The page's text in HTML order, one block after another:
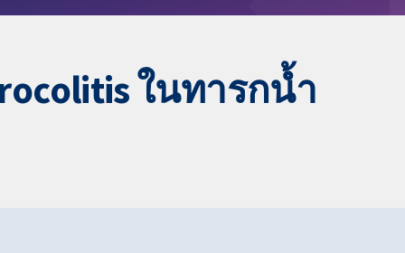
ในทารกน้ำ